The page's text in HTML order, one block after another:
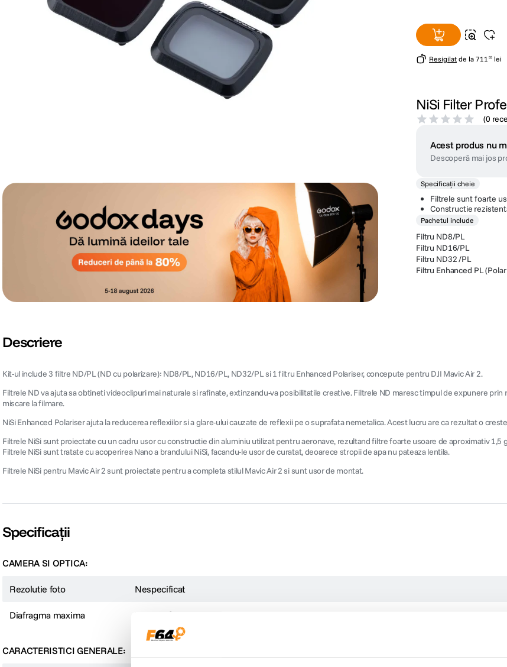
10. dji osmo pocket 4
Resigilat de la 711 55 lei
NiSi Filter
(0
Acest produs nu
Descoperă mai jos
Specificații cheie
Filtrele sunt foarte
Constructie
Pachetul include
Filtru ND8/PL
Filtru ND16/PL
Filtru ND32 /PL
Filtru Enhanced PL
Descriere
Kit-ul include 3 filtre ND/PL (ND cu polarizare): ND8/PL, ND16/PL, ND32/PL si 1 filtru Enhanced Polariser, concepute pentru DJI Mavic Air 2.
Filtrele ND va ajuta sa obtineti videoclipuri mai naturale si rafinate, extinzandu-va posibilitatile creative. Filtrele ND maresc timpul de expunere
miscare la filmare.
NiSi Enhanced Polariser ajuta la reducerea reflexiilor si a glare-ului cauzate de reflexii pe o suprafata nemetalica. Acest lucru are ca rezultat o
Filtrele NiSi sunt proiectate cu un cadru usor cu constructie din aluminiu utilizat pentru aeronave, rezultand filtre foarte usoare de aproximativ 1,5
Filtrele NiSi sunt tratate cu acoperirea Nano a brandului NiSi, facandu-le usor de curatat, deoarece stropii de apa nu pateaza lentila.
Filtrele NiSi pentru Mavic Air 2 sunt proiectate pentru a completa stilul Mavic Air 2 si sunt usor de montat.
Specificații
CAMERA SI OPTICA:
Rezolutie foto Nespecificat
Diafragma maxima Nespecificat
CARACTERISTICI GENERALE: